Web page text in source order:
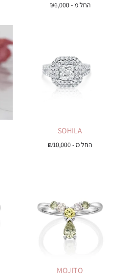
החל מ - ₪6,000
SOHILA
החל מ - ₪10,000
MOJITO